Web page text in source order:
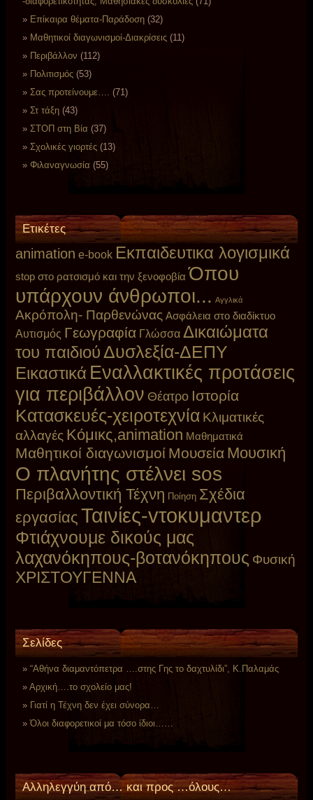
Επίκαιρα θέματα-Παράδοση (32)
Μαθητικοί διαγωνισμοί-Διακρίσεις (11)
Περιβάλλον (112)
Πολιτισμός (53)
Σας προτείνουμε….
(71)
Στ τάξη (43)
ΣΤΟΠ στη Βία (37)
Σχολικές γιορτές (13)
Φιλαναγνωσία (55)
Ετικέτες
animation e-book Eκπαιδευτικα λογισμικά
stop στο ρατσισμό και την ξενοφοβία Όπου
υπάρχουν άνθρωποι... Αγγλικά
Ακρόπολη- Παρθενώνας Ασφάλεια στο διαδίκτυο
Αυτισμός Γεωγραφία Γλώσσα Δικαιώματα
του παιδιού Δυσλεξία-ΔΕΠΥ
Εικαστικά Εναλλακτικές προτάσεις
για περιβάλλον Θέατρο Ιστορία
Κατασκευές-χειροτεχνία Κλιματικές
αλλαγές Κόμικς,animation Μαθηματικά
Μαθητικοί διαγωνισμοί Μουσεία Μουσική
Ο πλανήτης στέλνει sos
Περιβαλλοντική Τέχνη Ποίηση Σχέδια
εργασίας Ταινίες-vτοκυμαντερ
Φτιάχνουμε δικούς μας
λαχανόκηπους-βοτανόκηπους Φυσική
ΧΡΙΣΤΟΥΓΕΝΝΑ
Σελίδες
“Αθήνα διαμαντόπετρα ….στης Γης το δαχτυλίδι”, Κ.Παλαμάς
Αρχική….το σχολείο μας!
Γιατί η Τέχνη δεν έχει σύνορα…
Όλοι διαφορετικοί μα τόσο ίδιοι……
Aλληλεγγύη από… και προς …όλους…